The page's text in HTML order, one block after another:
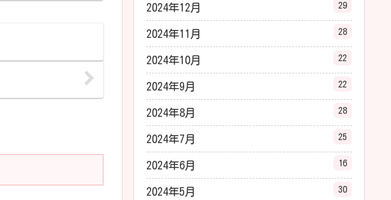
2024年12月 29
2024年11月 28
2024年10月 22
2024年9月 22
2024年8月 28
2024年7月 25
2024年6月 16
2024年5月 30